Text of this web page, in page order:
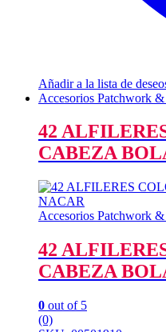
Añadir a la lista de
Accesorios Patchwork
42
CABEZA
Accesorios Patchwork
42
CABEZA
0 out of 5
(0)